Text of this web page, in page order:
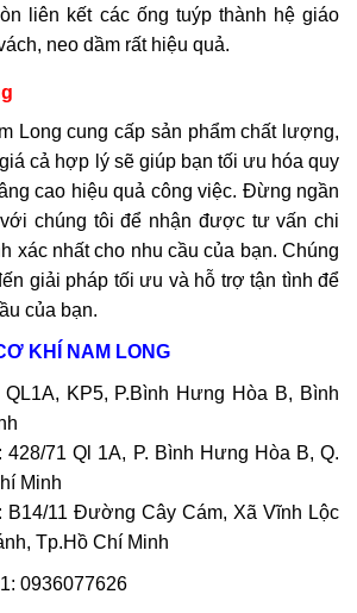
liên kết các ống tuýp thành hệ giáo
neo dầm rất hiệu quả.
Long cung cấp sản phẩm chất lượng,
cả hợp lý sẽ giúp bạn tối ưu hóa quy
cao hiệu quả công việc. Đừng ngần
chúng tôi để nhận được tư vấn chi
xác nhất cho nhu cầu của bạn. Chúng
giải pháp tối ưu và hỗ trợ tận tình để
của bạn.
KHÍ NAM LONG
KP5, P.Bình Hưng Hòa B, Bình
71 Ql 1A, P. Bình Hưng Hòa B, Q.
Minh
B14/11 Đường Cây Cám, Xã Vĩnh Lộc
Tp.Hồ Chí Minh
0936077626